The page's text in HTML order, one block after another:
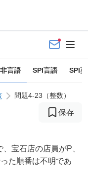
言語 SPI言語 SPI
問題4-23（整数）
保存
宝石店の店員がP、
た順番は不明であ